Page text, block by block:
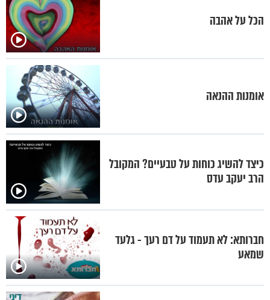
הכל על אהבה
אומנות ההנאה
כיצד להשיג כוחות על טבעיים? המקובל
הרב יעקב עדס
חברותא: לא תעמוד על דם רעך - גלעד
שמאע